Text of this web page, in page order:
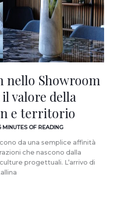
nello Showroom
valore della
e territorio
MINUTES OF READING
da una semplice affinità
che nascono dalla
progettuali. L’arrivo di